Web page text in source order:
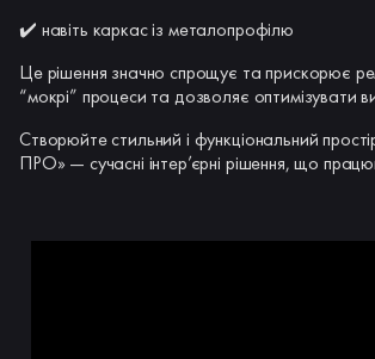
✔️ навіть каркас із металопрофілю
Це рішення значно спрощує та прискорює
“мокрі” процеси та дозволяє оптимізувати
Створюйте стильний і функціональний
ПРО» — сучасні інтер’єрні рішення, що